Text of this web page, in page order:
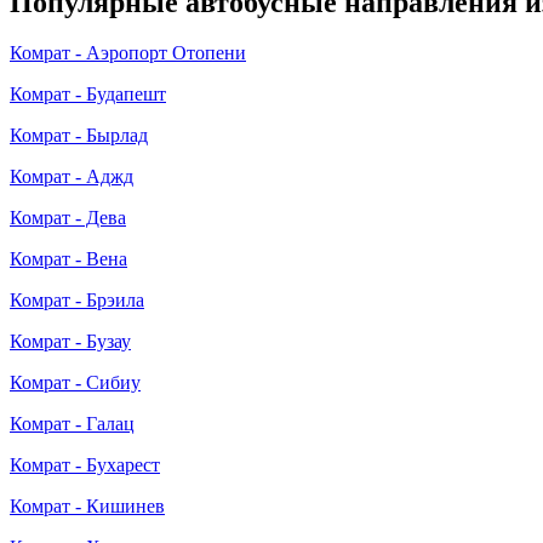
Комрат - Аэропорт Отопени
Комрат - Будапешт
Комрат - Бырлад
Комрат - Аджд
Комрат - Дева
Комрат - Вена
Комрат - Брэила
Комрат - Бузау
Комрат - Сибиу
Комрат - Галац
Комрат - Бухарест
Комрат - Кишинев